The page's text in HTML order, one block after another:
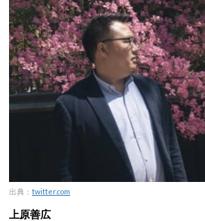
出典： twitter.com
上原善広